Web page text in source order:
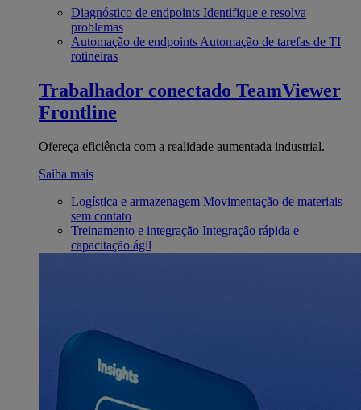
Diagnóstico de endpoints Identifique e resolva
problemas
Automação de endpoints Automação de tarefas de TI
rotineiras
Trabalhador conectado TeamViewer
Frontline
Ofereça eficiência com a realidade aumentada industrial.
Saiba mais
Logística e armazenagem Movimentação de materiais
sem contato
Treinamento e integração Integração rápida e
capacitação ágil